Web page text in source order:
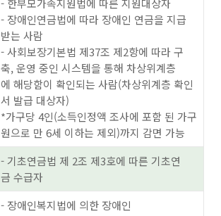
- 한부모가족지원법에 따른 지원대상자
- 장애인연금법에 따라 장애인 연금을 지급
받는 사람
- 사회보장기본법 제37조 제2항에 따라 구
축, 운영 중인 시스템을 통해 차상위계층
에 해당함이 확인되는 사람(차상위계층 확인
서 발급 대상자)
*가구당 4인(소득인정액 조사에 포함 된 가구
원으로 만 6세 이하는 제외)까지 감면 가능
- 기초연금법 제 2조 제3호에 따른 기초연
금 수급자
- 장애인복지법에 의한 장애인